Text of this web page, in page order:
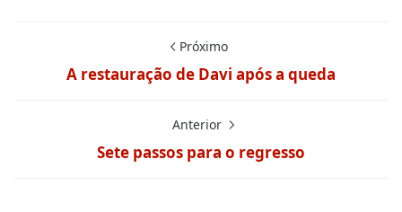
Próximo
A restauração de Davi após a queda
Anterior
Sete passos para o regresso